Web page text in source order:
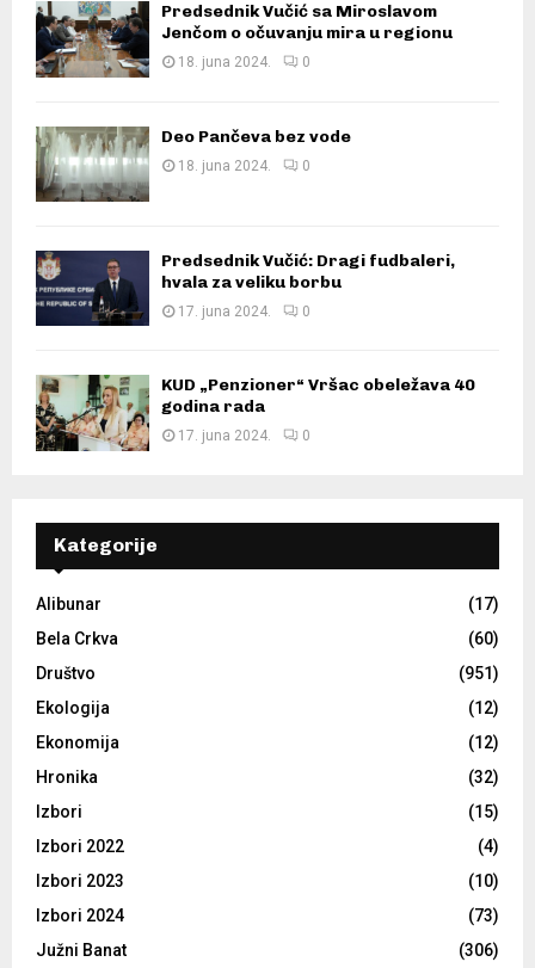
Predsednik Vučić sa Miroslavom
Jenčom o očuvanju mira u regionu
18. juna 2024. 0
Deo Pančeva bez vode
18. juna 2024. 0
Predsednik Vučić: Dragi fudbaleri,
hvala za veliku borbu
17. juna 2024. 0
KUD „Penzioner“ Vršac obeležava 40
godina rada
17. juna 2024. 0
Kategorije
Alibunar
(17)
Bela Crkva
(60)
Društvo
(951)
Ekologija
(12)
Ekonomija
(12)
Hronika
(32)
Izbori
(15)
Izbori 2022
(4)
Izbori 2023
(10)
Izbori 2024
(73)
Južni Banat
(306)